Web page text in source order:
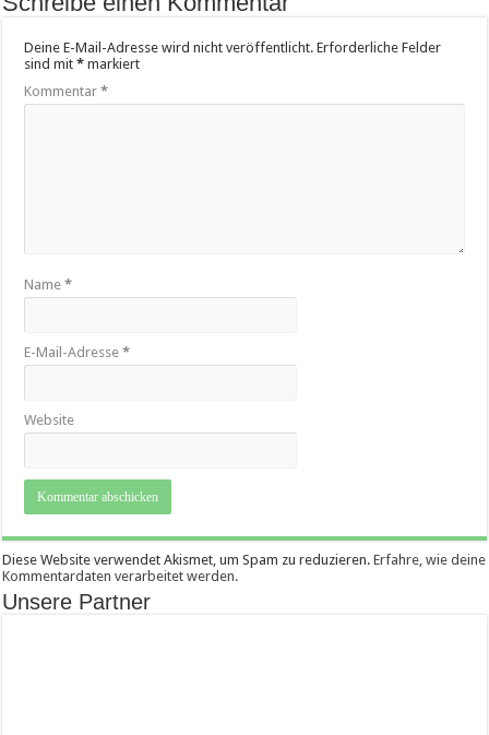
Deine E-Mail-Adresse wird nicht veröffentlicht. Erforderliche Felder
sind mit* markiert
Kommentar*
Name*
E-Mail-Adresse*
Website
Diese Website verwendet Akismet, um Spam zu reduzieren.Erfahre, wie deine
Kommentardaten verarbeitet werden.
Unsere Partner